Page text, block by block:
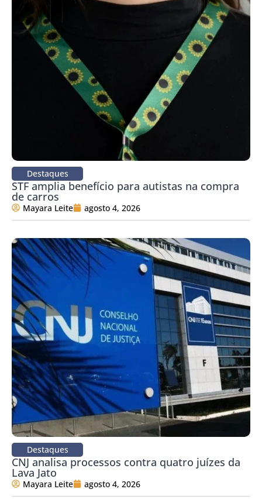
Destaques
STF amplia benefício para autistas na compra
de carros
Mayara Leite agosto 4, 2026
Destaques
CNJ analisa processos contra quatro juízes da
Lava Jato
Mayara Leite agosto 4, 2026